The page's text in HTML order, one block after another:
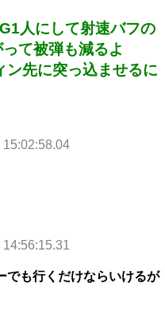
人にして射速バフの
て被弾も減るよ
ン先に突っ込ませるに
15:02:58.04
でも行くだけならいけるが